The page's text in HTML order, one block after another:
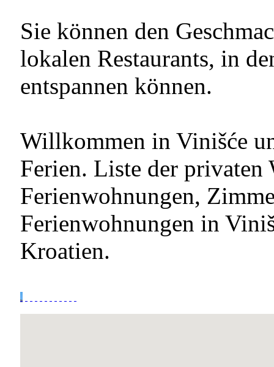
Sie können den
lokalen Restaurants, in
entspannen können.
Willkommen in Vinišće
Ferien. Liste der privaten
Ferienwohnungen,
Ferienwohnungen in
Kroatien.